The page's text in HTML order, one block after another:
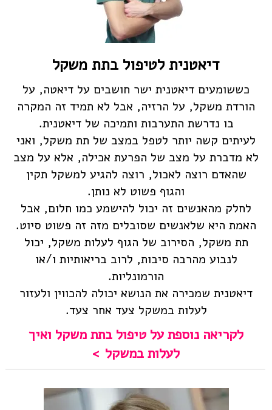
דיאטנית לטיפול בתת משקל
כששומעים דיאטנית ישר חושבים על דיאטה, על
הורדת משקל, על הרזיה, אבל לא תמיד זה המקרה
בו נדרשת התערבות ותמיכה של דיאטנית.
לעיתים קשה יותר לטפל במצב של תת משקל, ואני
לא מדברת על מצב של הפרעת אכילה, אלא על מצב
שהאדם רוצה לאכול, רוצה להגיע למשקל תקין
והגוף פשוט לא נותן.
לחלק מהאנשים זה יכול להישמע כמו חלום, אבל
האמת היא שלאנשים שסובלים מזה זה פשוט סיוט.
תת משקל, הסירוב של הגוף לעלות משקל, יכול
לנבוע מהרבה סיבות, לרוב בריאותיות ו/או
הורמונליות.
דיאטנית שמכירה את הנושא יכולה להכווין ולעזור
לעלות במשקל צעד אחר צעד.
לקריאה נוספת על טיפול בתת משקל ואיך
לעלות במשקל